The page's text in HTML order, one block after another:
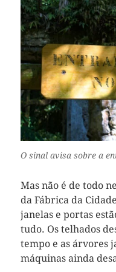
O sinal avisa sobre a
Mas não é de todo
da Fábrica da
janelas e portas
tudo. Os telhados
tempo e as árvores
máquinas ainda